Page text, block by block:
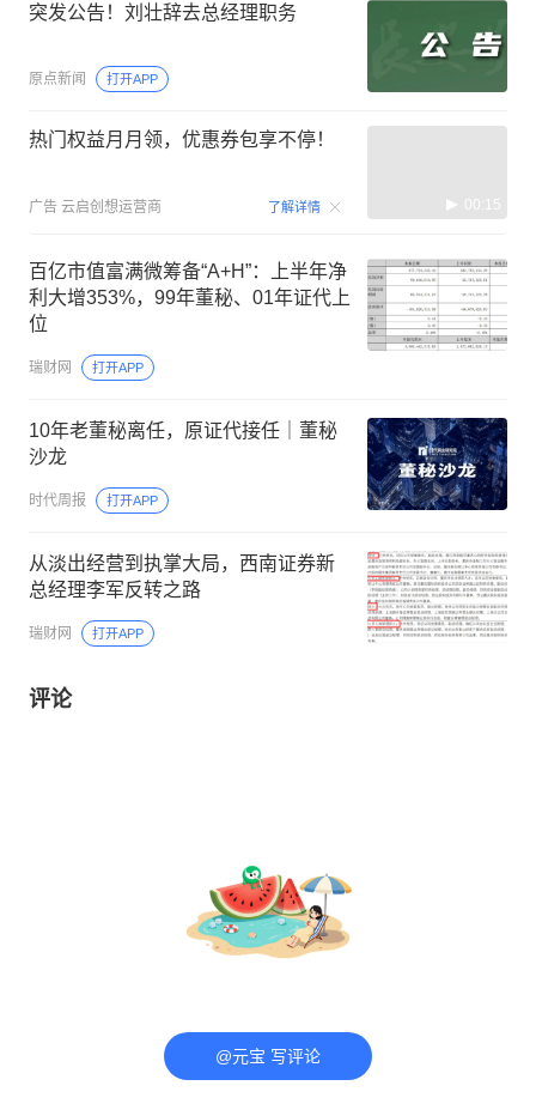
突发公告！刘壮辞去总经理职务
原点新闻 打开APP
热门权益月月领，优惠券包享不停！
广告 云启创想运营商 了解详情 00:15
百亿市值富满微筹备“A+H”：上半年净
利大增353%，99年董秘、01年证代上
位
瑞财网 打开APP
10年老董秘离任，原证代接任｜董秘
沙龙
时代周报 打开APP
从淡出经营到执掌大局，西南证券新
总经理李军反转之路
瑞财网 打开APP
评论
@元宝 写评论